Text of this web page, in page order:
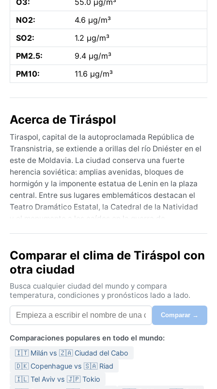
NO2:
4.6 µg/m³
SO2:
1.2 µg/m³
PM2.5:
9.4 µg/m³
PM10:
11.6 µg/m³
Acerca de Tiráspol
Tiraspol, capital de la autoproclamada República de
Transnistria, se extiende a orillas del río Dniéster en el
este de Moldavia. La ciudad conserva una fuerte
herencia soviética: amplias avenidas, bloques de
hormigón y la imponente estatua de Lenin en la plaza
central. Entre sus lugares emblemáticos destacan el
Teatro Dramático Estatal, la Catedral de la Natividad
y el monumento a los caídos en la guerra de
núcleo urbano. El ambiente es tranquilo, alejado del
turismo masivo, y ofrece una mirada única a una
región que aún vive en un limbo político.
Según la clasificación de Köppen, Tiraspol presenta
un clima continental húmedo de verano caluroso
(Dfa). Los veranos son cálidos y a veces
bochornosos, con temperaturas que superan los 30
°C y tormentas eléctricas frecuentes. Los inviernos
son fríos y nevados: las mínimas de enero rondan los
−5 °C, aunque pueden bajar hasta −20 °C. Las
precipitaciones se distribuyen de manera moderada a
Comparar el clima de Tiráspol con
otra ciudad
Busca cualquier ciudad del mundo y compara
temperatura, condiciones y pronósticos lado a lado.
Comparar →
Comparaciones populares en todo el mundo:
🇮🇹 Milán vs 🇿🇦 Ciudad del Cabo
🇩🇰 Copenhague vs 🇸🇦 Riad
🇮🇱 Tel Aviv vs 🇯🇵 Tokio